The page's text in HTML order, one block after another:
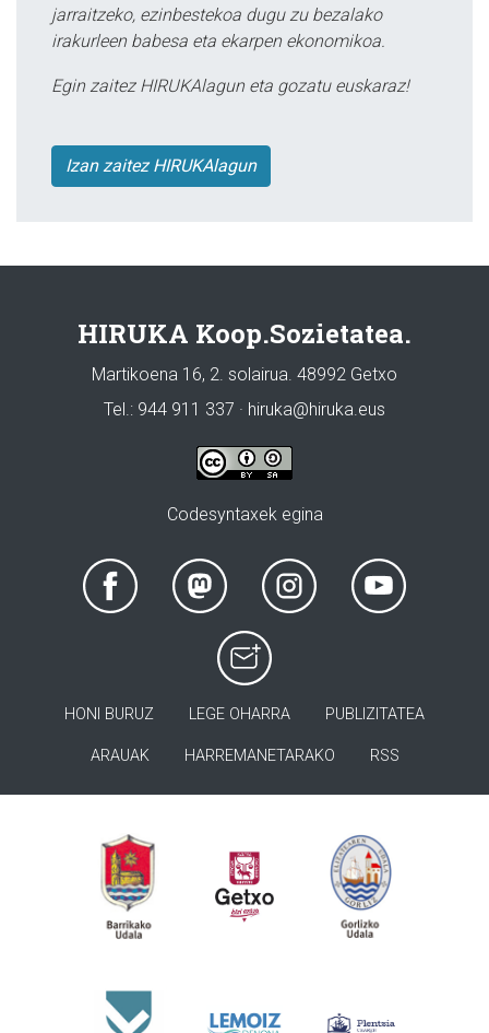
jarraitzeko, ezinbestekoa dugu zu bezalako
irakurleen babesa eta ekarpen ekonomikoa.
Egin zaitez HIRUKAlagun eta gozatu euskaraz!
Izan zaitez HIRUKAlagun
HIRUKA Koop.Sozietatea.
Martikoena 16, 2. solairua. 48992 Getxo
Tel.: 944 911 337 · hiruka@hiruka.eus
Codesyntaxek egina
HONI BURUZ LEGE OHARRA PUBLIZITATEA
ARAUAK HARREMANETARAKO RSS